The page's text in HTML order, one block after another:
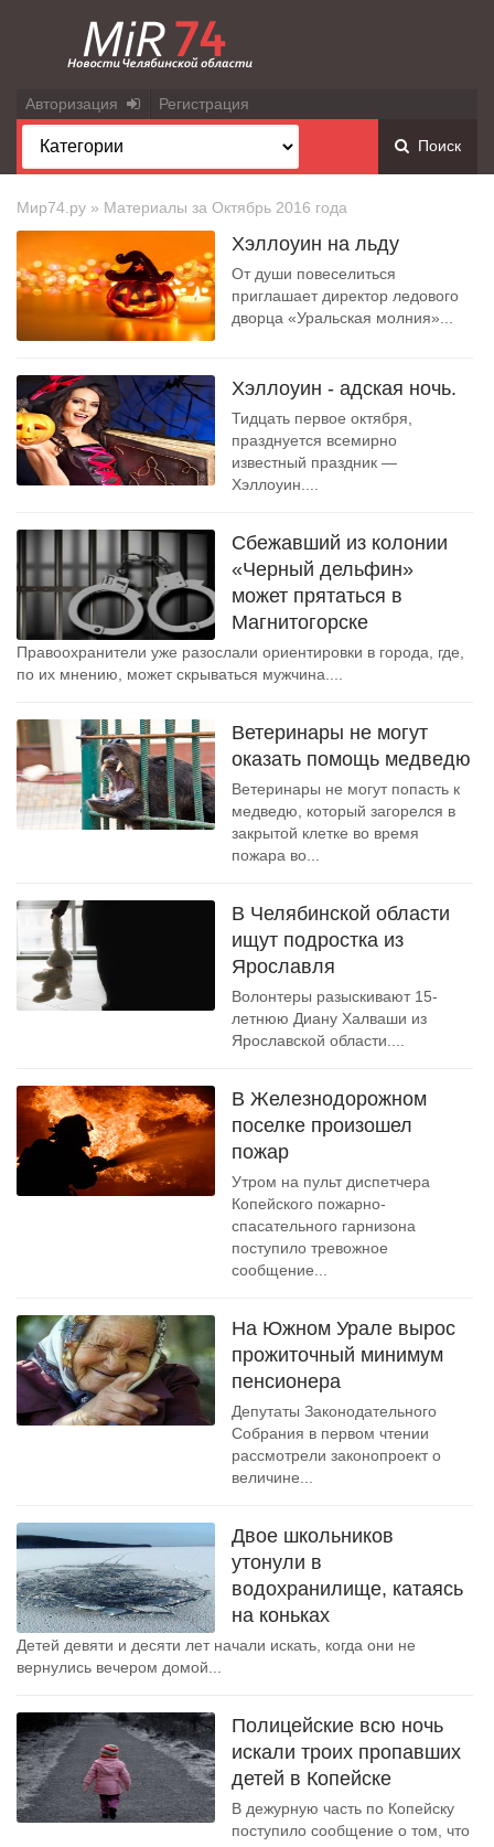
Авторизация Регистрация
Поиск
Мир74.ру » Материалы за Октябрь 2016 года
Хэллоуин на льду
От души повеселиться
приглашает директор ледового
дворца «Уральская молния»...
Хэллоуин - адская ночь.
Тидцать первое октября,
празднуется всемирно
известный праздник —
Хэллоуин....
Сбежавший из колонии
«Черный дельфин»
может прятаться в
Магнитогорске
Правоохранители уже разослали ориентировки в города, где,
по их мнению, может скрываться мужчина....
Ветеринары не могут
оказать помощь медведю
Ветеринары не могут попасть к
медведю, который загорелся в
закрытой клетке во время
пожара во...
В Челябинской области
ищут подростка из
Ярославля
Волонтеры разыскивают 15-
летнюю Диану Халваши из
Ярославской области....
В Железнодорожном
поселке произошел
пожар
Утром на пульт диспетчера
Копейского пожарно-
спасательного гарнизона
поступило тревожное
сообщение...
На Южном Урале вырос
прожиточный минимум
пенсионера
Депутаты Законодательного
Собрания в первом чтении
рассмотрели законопроект о
величине...
Двое школьников
утонули в
водохранилище, катаясь
на коньках
Детей девяти и десяти лет начали искать, когда они не
вернулись вечером домой...
Полицейские всю ночь
искали троих пропавших
детей в Копейске
В дежурную часть по Копейску
поступило сообщение о том, что